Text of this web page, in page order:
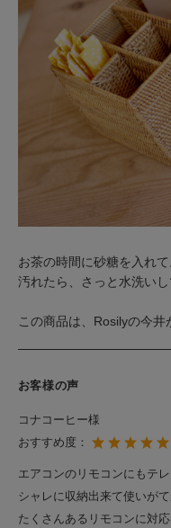
お茶の時間に砂糖を入れて
汚れたら、さっと水洗い
この商品は、Rosilyの今井
お客様の声
コナコーヒー様
おすすめ度：
エアコンのリモコンにもテ
シャレに収納出来て使いが
たくさんあるリモコンに対